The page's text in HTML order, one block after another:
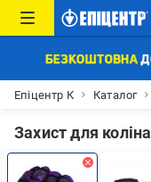
Епіцентр К Каталог
Захист для коліна